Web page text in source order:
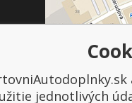
jednotlivých